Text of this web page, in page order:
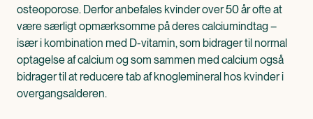
osteoporose. Derfor anbefales kvinder over 50 år ofte at
være særligt opmærksomme på deres calciumindtag –
især i kombination med D-vitamin, som bidrager til normal
optagelse af calcium og som sammen med calcium også
bidrager til at reducere tab af knoglemineral hos kvinder i
overgangsalderen.